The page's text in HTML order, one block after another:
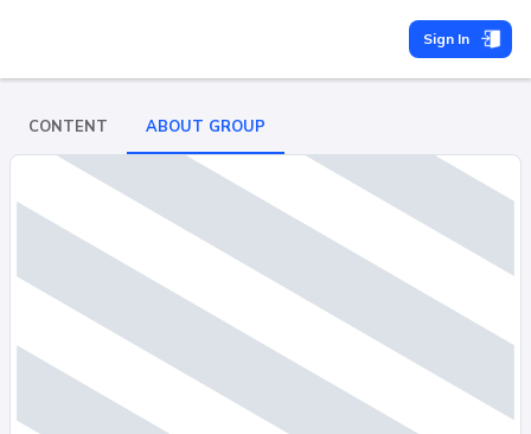
Sign In
CONTENT ABOUT GROUP